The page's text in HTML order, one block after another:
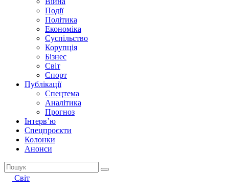
Події
Політика
Економіка
Суспільство
Корупція
Бізнес
Світ
Спорт
Публікації
Спецтема
Аналітика
Прогноз
Інтерв’ю
Спецпроєкти
Колонки
Анонси
Світ